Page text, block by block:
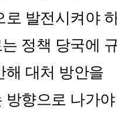
로 발전시켜야
정책 당국에
해 대처 방안을
방향으로 나가야